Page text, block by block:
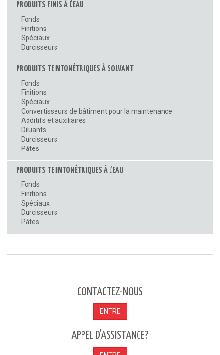
PRODUITS FINIS À L'EAU
Fonds
Finitions
Spéciaux
Durcisseurs
PRODUITS TEINTOMÉTRIQUES À SOLVANT
Fonds
Finitions
Spéciaux
Convertisseurs de bâtiment pour la maintenance
Additifs et auxiliaires
Diluants
Durcisseurs
Pâtes
PRODUITS TEIINTOMÉTRIQUES À L'EAU
Fonds
Finitions
Spéciaux
Durcisseurs
Pâtes
CONTACTEZ-NOUS
ENTRE
APPEL D'ASSISTANCE?